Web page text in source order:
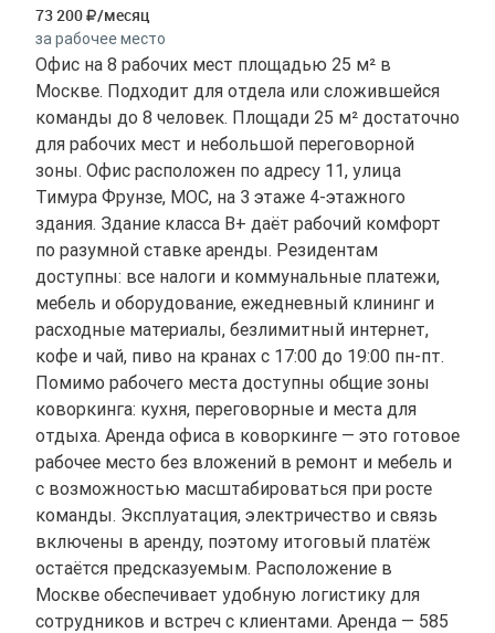
73 200 /месяц
за рабочее место
Офис на 8 рабочих мест площадью 25 м² в
Москве. Подходит для отдела или сложившейся
команды до 8 человек. Площади 25 м² достаточно
для рабочих мест и небольшой переговорной
зоны. Офис расположен по адресу 11, улица
Тимура Фрунзе, МОС, на 3 этаже 4-этажного
здания. Здание класса B+ даёт рабочий комфорт
по разумной ставке аренды. Резидентам
доступны: все налоги и коммунальные платежи,
мебель и оборудование, ежедневный клининг и
расходные материалы, безлимитный интернет,
кофе и чай, пиво на кранах с 17:00 до 19:00 пн-пт.
Помимо рабочего места доступны общие зоны
коворкинга: кухня, переговорные и места для
отдыха. Аренда офиса в коворкинге — это готовое
рабочее место без вложений в ремонт и мебель и
с возможностью масштабироваться при росте
команды. Эксплуатация, электричество и связь
включены в аренду, поэтому итоговый платёж
остаётся предсказуемым. Расположение в
Москве обеспечивает удобную логистику для
сотрудников и встреч с клиентами. Аренда — 585